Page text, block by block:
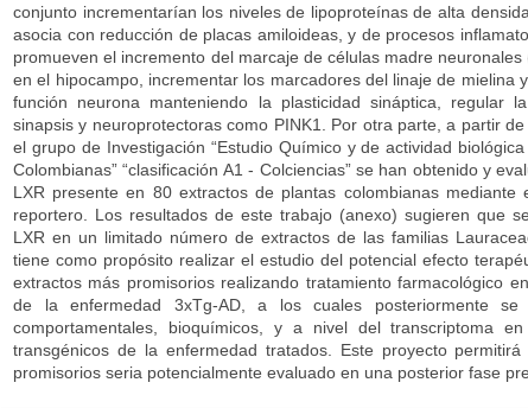
conjunto incrementarían los niveles de lipoproteínas de alta
asocia con reducción de placas amiloideas, y de procesos
promueven el incremento del marcaje de células madre
en el hipocampo, incrementar los marcadores del linaje de mielina
función neurona manteniendo la plasticidad sináptica, regular
sinapsis y neuroprotectoras como PINK1. Por otra parte, a partir
el grupo de Investigación “Estudio Químico y de actividad
Colombianas” “clasificación A1 - Colciencias” se han obtenido y
LXR presente en 80 extractos de plantas colombianas mediante
reportero. Los resultados de este trabajo (anexo) sugieren que
LXR en un limitado número de extractos de las familias
tiene como propósito realizar el estudio del potencial efecto
extractos más promisorios realizando tratamiento farmacológico
de la enfermedad 3xTg-AD, a los cuales posteriormente
comportamentales, bioquímicos, y a nivel del transcriptoma
transgénicos de la enfermedad tratados. Este proyecto
promisorios seria potencialmente evaluado en una posterior fase